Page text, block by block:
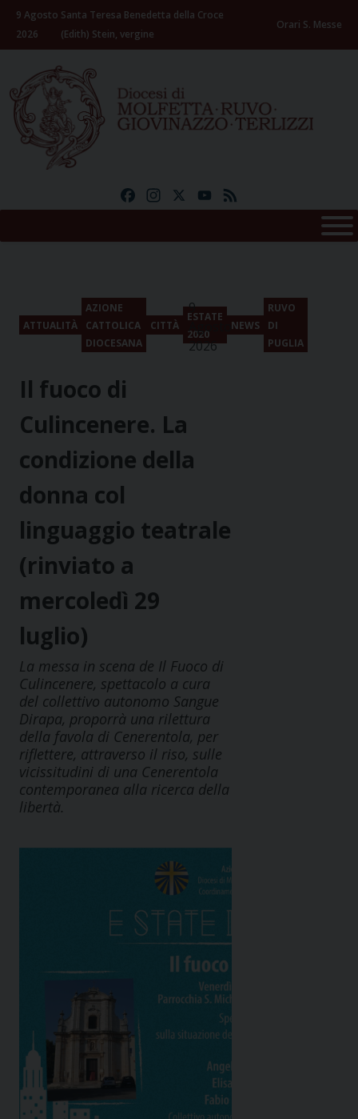
Skip
content
9 Agosto
2026
Santa Teresa Benedetta della Croce
(Edith) Stein, vergine
Orari S. Messe
FacebookInstagramYouTube
ATTUALITÀ
AZIONE
CATTOLICA
DIOCESANA
CITTÀ
ESTATE
2020
NEWS
RUVO
DI
PUGLIA
9
Agosto
2026
Il fuoco di
Culincenere. La
condizione della
donna col
linguaggio teatrale
(rinviato a
mercoledì 29
luglio)
La messa in scena de Il Fuoco di
Culincenere, spettacolo a cura
del collettivo autonomo Sangue
Dirapa, proporrà una rilettura
della favola di Cenerentola, per
riflettere, attraverso il riso, sulle
vicissitudini di una Cenerentola
contemporanea alla ricerca della
libertà.